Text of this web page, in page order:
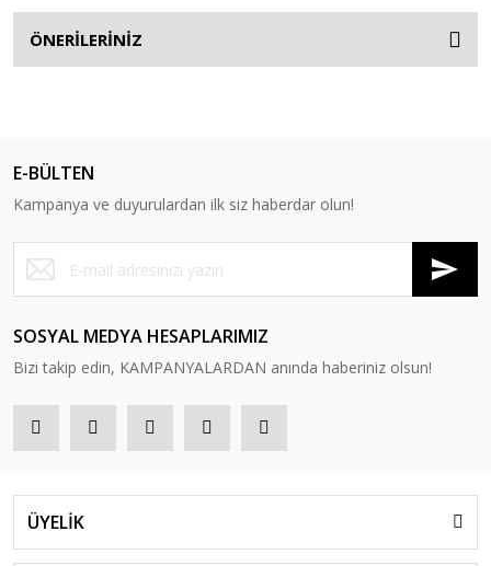
ÖNERİLERİNİZ
E-BÜLTEN
Kampanya ve duyurulardan ilk siz haberdar olun!
SOSYAL MEDYA HESAPLARIMIZ
Bizi takip edin, KAMPANYALARDAN anında haberiniz olsun!
ÜYELİK